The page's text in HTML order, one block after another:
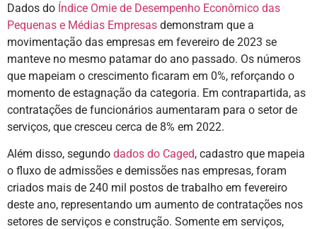
Dados do Índice Omie de Desempenho Econômico das
Pequenas e Médias Empresas demonstram que a
movimentação das empresas em fevereiro de 2023 se
manteve no mesmo patamar do ano passado. Os números
que mapeiam o crescimento ficaram em 0%, reforçando o
momento de estagnação da categoria. Em contrapartida, as
contratações de funcionários aumentaram para o setor de
serviços, que cresceu cerca de 8% em 2022.
Além disso, segundo dados do Caged, cadastro que mapeia
o fluxo de admissões e demissões nas empresas, foram
criados mais de 240 mil postos de trabalho em fevereiro
deste ano, representando um aumento de contratações nos
setores de serviços e construção. Somente em serviços,